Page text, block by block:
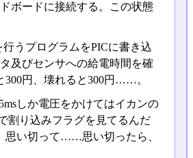
ボードに接続する。この状態
うプログラムをPICに書き込
及びセンサへの給電時間を確
300円、壊れると300円……。
しか電圧をかけてはイカンの
り込みフラグを見てるんだ
思い切って……思い切ったら、